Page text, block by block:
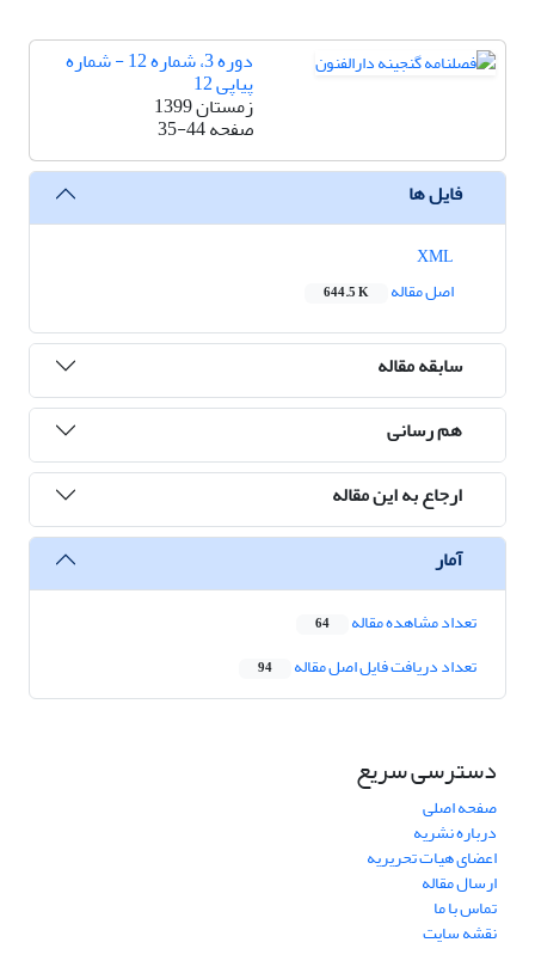
دوره 3، شماره 12 - شماره
پیاپی 12
زمستان 1399
صفحه35-44
فایل ها
اصل مقاله
644.5 K
سابقه مقاله
هم رسانی
ارجاع به این مقاله
آمار
تعداد مشاهده مقاله 64
تعداد دریافت فایل اصل مقاله 94
دسترسی سریع
صفحه اصلی
درباره نشریه
اعضای هیات تحریریه
ارسال مقاله
تماس با ما
نقشه سایت